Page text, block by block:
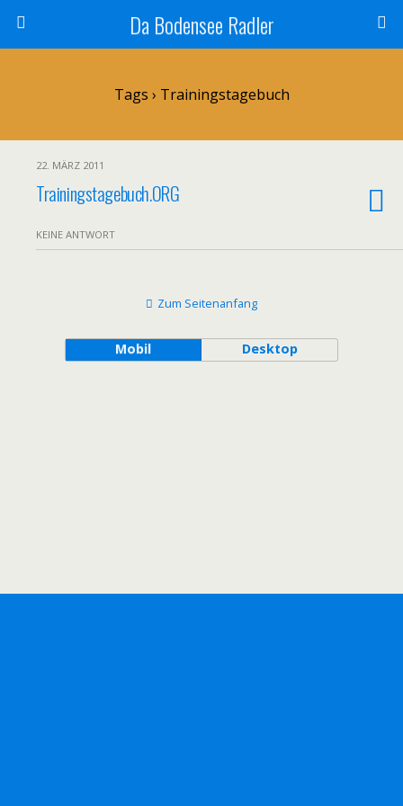
Da Bodensee Radler
Tags › Trainingstagebuch
22. MÄRZ 2011
Trainingstagebuch.ORG
KEINE ANTWORT
Zum Seitenanfang
Mobil Desktop